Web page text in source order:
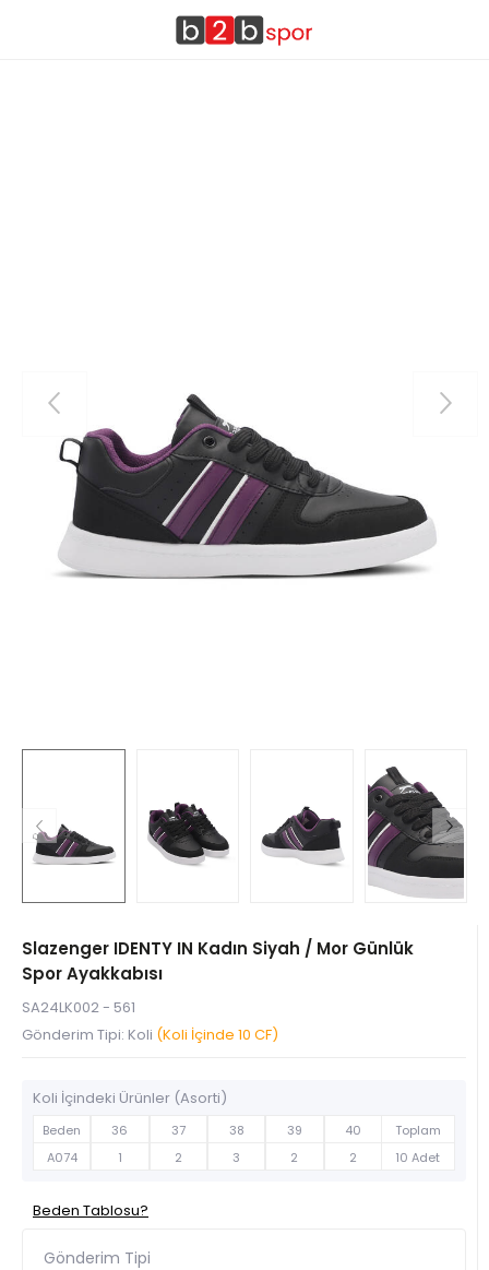
Slazenger IDENTY IN Kadın Siyah / Mor Günlük
Spor Ayakkabısı
SA24LK002 - 561
Gönderim Tipi: Koli (Koli İçinde 10 CF)
Koli İçindeki Ürünler (Asorti)
Beden 36 37 38 39 40
Toplam
A074
1 2 3 2 2 10 Adet
Beden Tablosu?
Gönderim Tipi